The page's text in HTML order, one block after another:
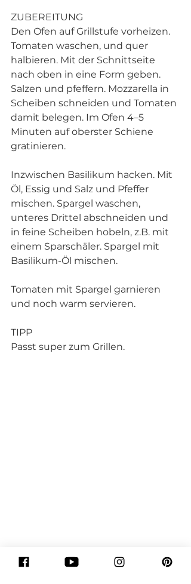
ZUBEREITUNG
Den Ofen auf Grillstufe vorheizen.
Tomaten waschen, und quer
halbieren. Mit der Schnittseite
nach oben in eine Form geben.
Salzen und pfeffern. Mozzarella in
Scheiben schneiden und Tomaten
damit belegen. Im Ofen 4–5
Minuten auf oberster Schiene
gratinieren.
Inzwischen Basilikum hacken. Mit
Öl, Essig und Salz und Pfeffer
mischen. Spargel waschen,
unteres Drittel abschneiden und
in feine Scheiben hobeln, z.B. mit
einem Sparschäler. Spargel mit
Basilikum-Öl mischen.
Tomaten mit Spargel garnieren
und noch warm servieren.
TIPP
Passt super zum Grillen.